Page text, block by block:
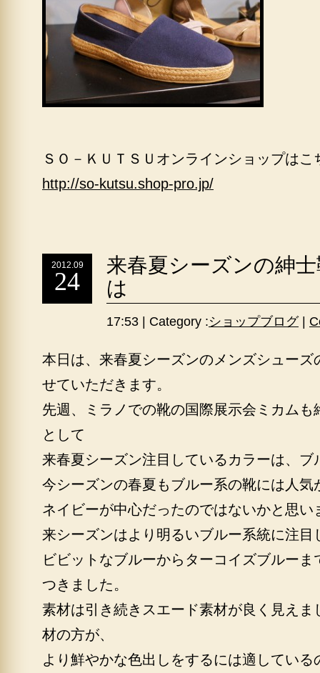
ＳＯ－ＫＵＴＳＵオンラインショップはこ
http://so-kutsu.shop-pro.jp/
2012.09
24
来春夏シーズンの紳
は
17:53 | Category :ショップブログ|
本日は、来春夏シーズンのメンズシューズ
せていただきます。
先週、ミラノでの靴の国際展示会ミカム
として
来春夏シーズン注目しているカラーは、ブ
今シーズンの春夏もブルー系の靴には人気
ネイビーが中心だったのではないかと思い
来シーズンはより明るいブルー系統に注目
ビビットなブルーからターコイズブルー
つきました。
素材は引き続きスエード素材が良く見えま
材の方が、
より鮮やかな色出しをするには適してい